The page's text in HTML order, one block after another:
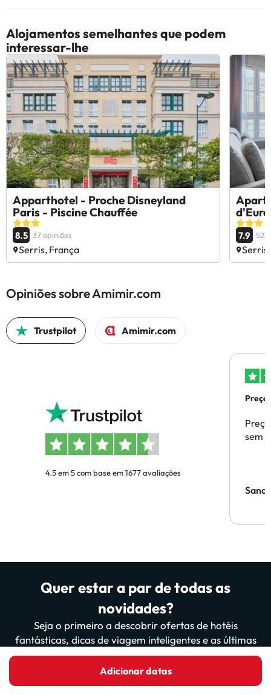
Adicionar datas
Alojamentos semelhantes que podem
interessar-lhe
Apparthotel - Proche Disneyland
Paris - Piscine Chauffée
8.5 37 opiniões
Serris, França
7.9
Opiniões sobre Amimir.com
Trustpilot Amimir.com
4.5 em 5 com base em 1677 avaliações
sem
Quer estar a par de todas as
novidades?
Seja o primeiro a descobrir ofertas de hotéis
fantásticas, dicas de viagem inteligentes e as últimas
actualizações do nosso sítio Web e da nossa aplicação!
Mais de 200 000 viajantes já nos lêem.